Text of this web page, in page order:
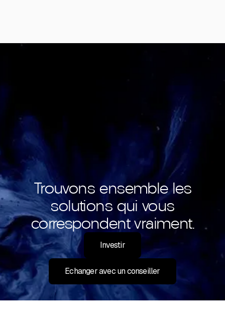
Trouvons ensemble les
solutions qui vous
correspondent vraiment.
Investir
Echanger avec un conseiller